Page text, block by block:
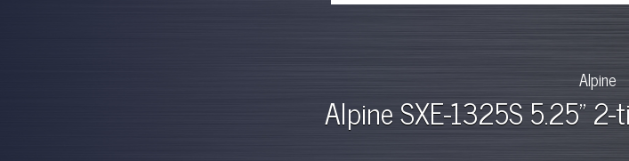
Alpine
Alpine SXE-1325S 5.25"